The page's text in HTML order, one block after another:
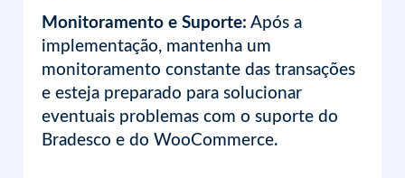
Monitoramento e Suporte: Após a
implementação, mantenha um
monitoramento constante das transações
e esteja preparado para solucionar
eventuais problemas com o suporte do
Bradesco e do WooCommerce.